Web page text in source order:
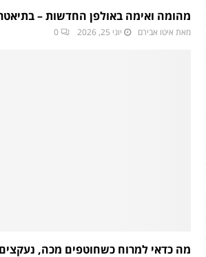
מהומה ואימה באולפן החדשות –
מאת איטו אבירם יוני 25, 2026 0
מה כדאי למרוח כשחוטפים מכה, נעקצים